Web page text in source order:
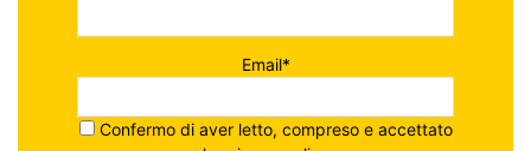
Email*
Confermo di aver letto, compreso e accettato